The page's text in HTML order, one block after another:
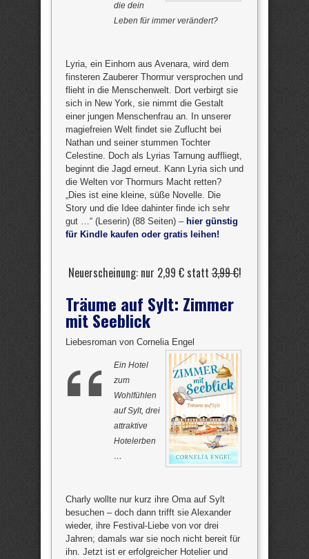
die dein
Leben für immer verändert?
Lyria, ein Einhorn aus Avenara, wird dem
finsteren Zauberer Thormur versprochen und
flieht in die Menschenwelt. Dort verbirgt sie
sich in New York, sie nimmt die Gestalt
einer jungen Menschenfrau an. In unserer
magiefreien Welt findet sie Zuflucht bei
Nathan und seiner stummen Tochter
Celestine. Doch als Lyrias Tarnung auffliegt,
beginnt die Jagd erneut. Kann Lyria sich und
die Welten vor Thormurs Macht retten?
„Dies ist eine kleine, süße Novelle. Die
Story und die Idee dahinter finde ich sehr
gut …“ (Leserin) (88 Seiten) – hier günstig
für Kindle kaufen oder gratis leihen!
Neuerscheinung: nur 2,99 € statt3,99 €!
Träume auf Sylt: Zimmer
mit Seeblick
Liebesroman von Cornelia Engel
Ein Hotel
zum
Wohlfühlen
auf Sylt, drei
attraktive
Hotelerben
…
Charly wollte nur kurz ihre Oma auf Sylt
besuchen – doch dann trifft sie Alexander
wieder, ihre Festival-Liebe von vor drei
Jahren; damals war sie noch nicht bereit für
ihn. Jetzt ist er erfolgreicher Hotelier und